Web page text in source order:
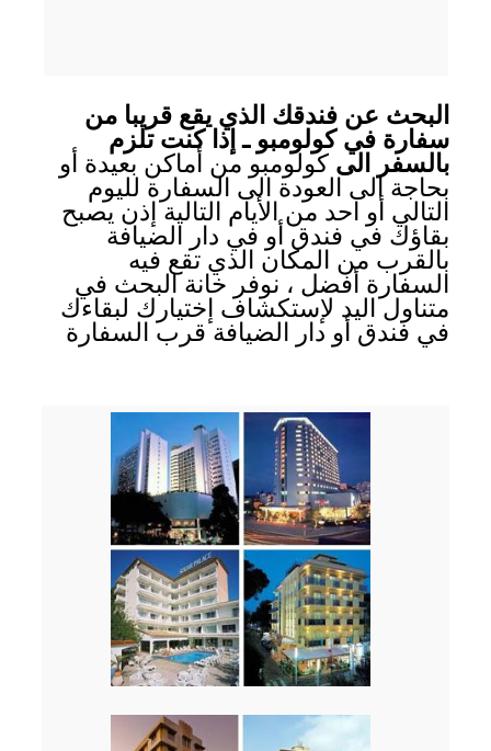
البحث عن فندقك الذي يقع قريبا من
سفارة في كولومبو ـ إذا كنت تلزم
بالسفر الىكولومبو من أماكن بعيدة أو
بحاجة الى العودة الى السفارة لليوم
التالي أو احد من الأيام التالية إذن يصبح
بقاؤك في فندق أو في دار الضيافة
بالقرب من المكان الذي تقع فيه
السفارة أفضل ، نوفر خانة البحث في
متناول اليد لإستكشاف إختيارك لبقاءك
في فندق أو دار الضيافة قرب السفارة